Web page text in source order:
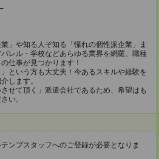
」や知る人ぞ知る「憧れの個性派企業」ま
レル・学校などあらゆる業界を網羅。職種
仕事が見つかります！
という方も大丈夫！今あるスキルや経験を
します。
せて頂く」派遣会社であるため、希望はも
い。
ンプスタッフへのご登録が必要となりま